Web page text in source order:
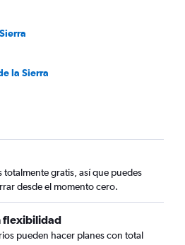
la Sierra
totalmente gratis, así que puedes
desde el momento cero.
flexibilidad
pueden hacer planes con total